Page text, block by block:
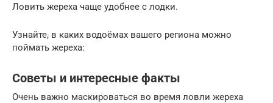
Ловить жереха чаще удобнее с лодки.
Узнайте, в каких водоёмах вашего региона можно
поймать жереха:
Советы и интересные факты
Очень важно маскироваться во время ловли жереха